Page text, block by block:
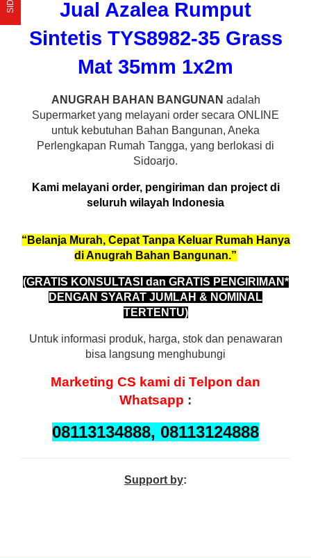
Jual Azalea Rumput
Sintetis TYS8982-35 Grass
Mat 35mm 1x2m
ANUGRAH BAHAN BANGUNAN adalah
Supermarket yang melayani order secara ONLINE
untuk kebutuhan Bahan Bangunan, Aneka
Perlengkapan Rumah Tangga, yang berlokasi di
Sidoarjo.
Kami melayani order, pengiriman dan project di
seluruh wilayah Indonesia
“Belanja Murah, Cepat Tanpa Keluar Rumah Hanya
di Anugrah Bahan Bangunan.”
(GRATIS KONSULTASI dan GRATIS PENGIRIMAN*
DENGAN SYARAT JUMLAH & NOMINAL
TERTENTU)
Untuk informasi produk, harga, stok dan penawaran
bisa langsung menghubungi
Marketing CS kami di Telpon dan
Whatsapp :
08113134888, 08113124888
Support by: